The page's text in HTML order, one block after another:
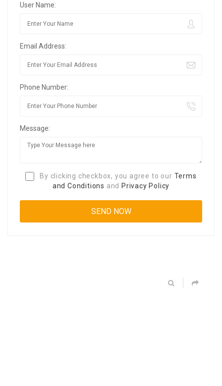
User Name:
Email Address:
Phone Number:
Message:
By clicking checkbox, you agree to our Terms
and Conditions and Privacy Policy